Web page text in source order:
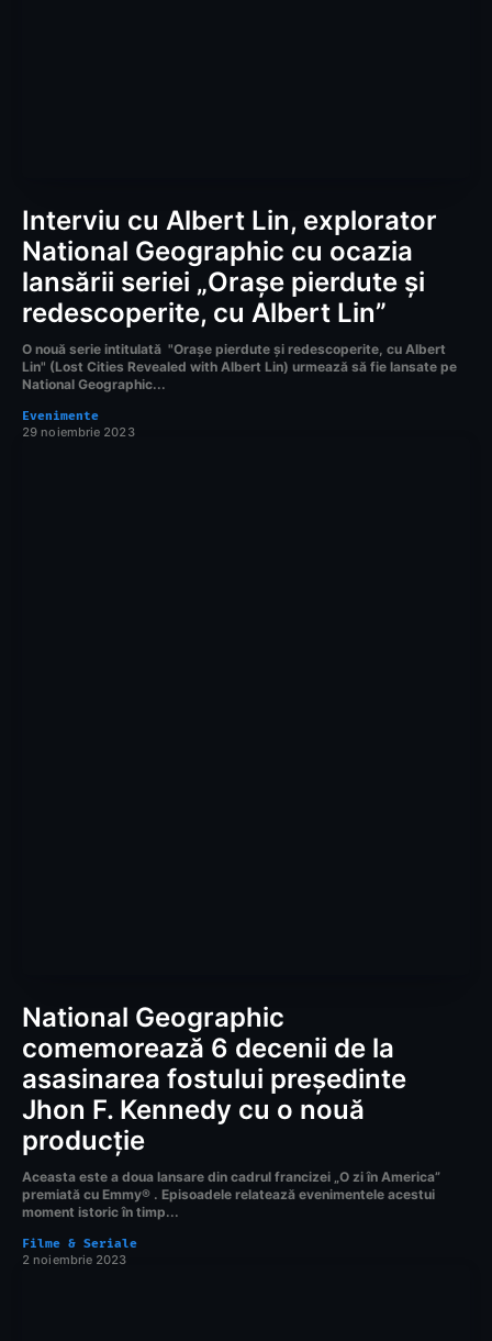
Interviu cu Albert Lin, explorator
National Geographic cu ocazia
lansării seriei „Orașe pierdute și
redescoperite, cu Albert Lin”
O nouă serie intitulată "Orașe pierdute și redescoperite, cu Albert
Lin" (Lost Cities Revealed with Albert Lin) urmează să fie lansate pe
National Geographic...
Evenimente
29 noiembrie 2023
National Geographic
comemorează 6 decenii de la
asasinarea fostului președinte
Jhon F. Kennedy cu o nouă
producție
Aceasta este a doua lansare din cadrul francizei „O zi în America”
premiată cu Emmy® . Episoadele relatează evenimentele acestui
moment istoric în timp...
Filme & Seriale
2 noiembrie 2023